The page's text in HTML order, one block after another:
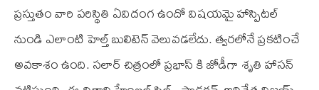
ప్రస్తుతం వారి పరిస్థితి ఏవిదంగ ఉందో విషయమై హాస్పిటల్
నుండి ఎలాంటి హెల్త్ బులిటెన్ వెలువడలేదు. త్వరలోనే ప్రకటించే
అవకాశం ఉంది. సలార్ చిత్రంలో ప్రభాస్ కి జోడీగా శృతి హాసన్